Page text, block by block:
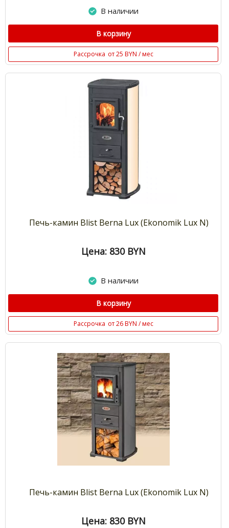
В наличии
В корзину
Рассрочка от 25 BYN / мес
Печь-камин Blist Berna Lux (Ekonomik Lux N)
Цена: 830 BYN
В наличии
В корзину
Рассрочка от 26 BYN / мес
Печь-камин Blist Berna Lux (Ekonomik Lux N)
Цена: 830 BYN